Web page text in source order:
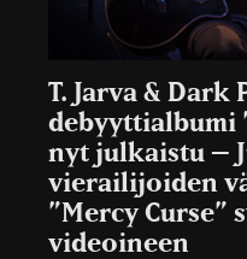
T. Jarva & Dark
debyyttialbumi
nyt julkaistu –
vierailijoiden
”Mercy Curse”
videoineen